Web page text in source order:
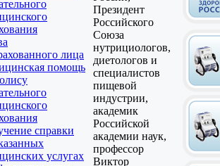
лица
помощь
справки
услугах
Президент
Российского
Союза
нутрициологов,
диетологов и
специалистов
пищевой
индустрии,
академик
Российской
академии наук,
профессор
Виктор